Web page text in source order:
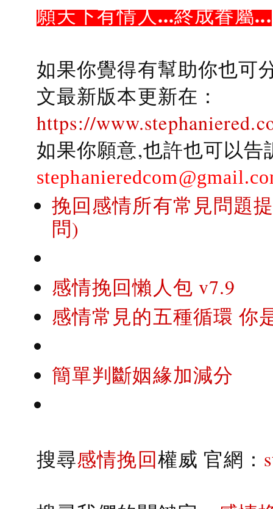
願天下有情人...終成眷屬...
如果你覺得有幫助你也可
文最新版本更新在：
https://
如果你願意,也許也可以
挽回感情所有常見問題
問)
感情挽回懶人包 v7.9
感情常見的五種循環 你
簡單判斷姻緣加減分
搜尋感情挽回權威 官網：